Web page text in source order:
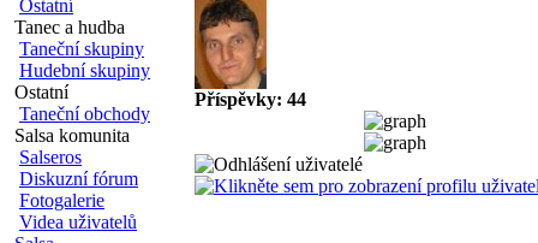
Ostatní
Tanec a hudba
Taneční skupiny
Hudební skupiny
Ostatní
Taneční obchody
Salsa komunita
Salseros
Diskuzní fórum
Fotogalerie
Videa uživatelů
Příspěvky: 44